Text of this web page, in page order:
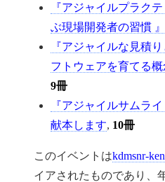
『アジャイルプラク
ぶ現場開発者の習慣
『アジャイルな見積
フトウェアを育てる
9冊
『アジャイルサムラ
献本します, 10冊
このイベントはkdmsnr-
イアされたものであり、